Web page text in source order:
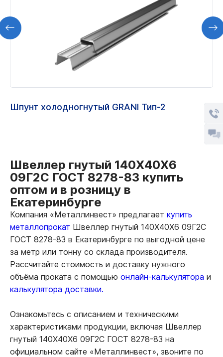
Шпунт холодногнутый GRANI Тип-2
Швеллер гнутый 140Х40Х6
09Г2С ГОСТ 8278-83 купить
оптом и в розницу в
Екатеринбурге
Компания «Металлинвест» предлагает купить
металлопрокат Швеллер гнутый 140Х40Х6 09Г2С
ГОСТ 8278-83 в Екатеринбурге по выгодной цене
за метр или тонну со склада производителя.
Рассчитайте стоимость и доставку нужного
объёма проката с помощью онлайн-калькулятора и
калькулятора доставки.
Ознакомьтесь с описанием и техническими
характеристиками продукции, включая Швеллер
гнутый 140Х40Х6 09Г2С ГОСТ 8278-83 на
официальном сайте «Металлинвест», звоните по